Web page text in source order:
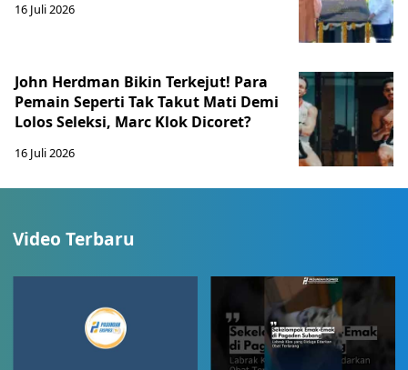
16 Juli 2026
John Herdman Bikin Terkejut! Para
Pemain Seperti Tak Takut Mati Demi
Lolos Seleksi, Marc Klok Dicoret?
16 Juli 2026
Video Terbaru